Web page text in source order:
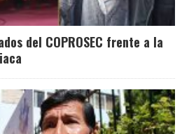
del COPROSEC frente a la